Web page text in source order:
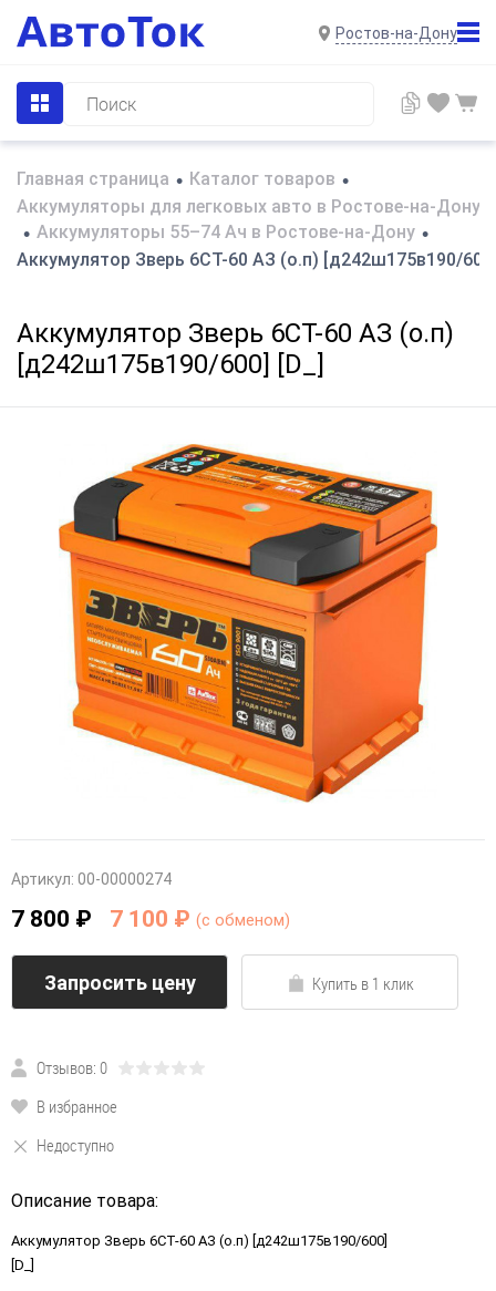
Ростов-на-Дону
Главная страница • Каталог товаров •
Аккумуляторы для легковых авто в Ростове-на-Дону
• Аккумуляторы 55–74 Ач в Ростове-на-Дону •
Аккумулятор Зверь 6СТ-60 АЗ (о.п) [д242ш175в190/
Аккумулятор Зверь 6СТ-60 АЗ (о.п)
[д242ш175в190/600] [D_]
Артикул: 00-00000274
7 800 ₽ 7 100 ₽ (c обменом)
Запросить цену Купить в 1 клик
Отзывов: 0
В избранное
Недоступно
Описание товара:
Аккумулятор Зверь 6СТ-60 АЗ (о.п) [д242ш175в190/600]
[D_]